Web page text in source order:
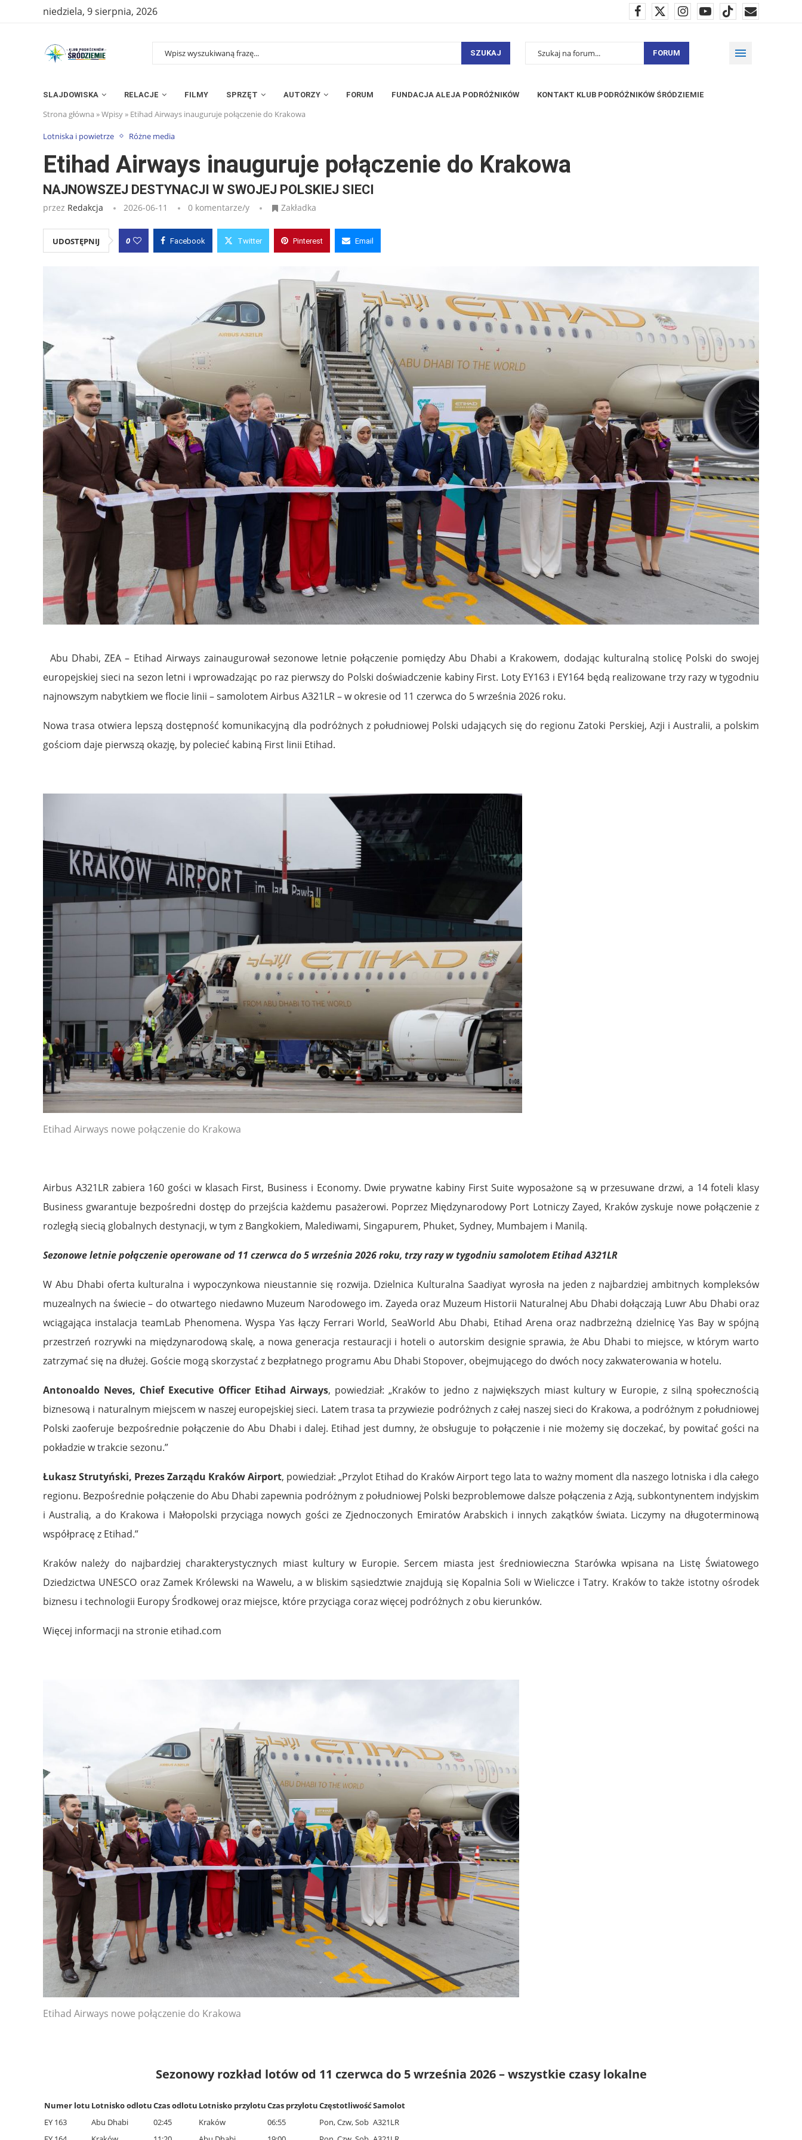
niedziela, 9 sierpnia, 2026
SZUKAJ FORUM
SLAJDOWISKA RELACJE FILMY SPRZĘT AUTORZY FORUM FUNDACJA ALEJA PODRÓŻNIKÓW KONTAKT KLUB PODRÓŻNIKÓW ŚRÓDZIEMIE
Strona główna »Wpisy» Etihad Airways inauguruje połączenie do Krakowa
Lotniska i powietrze Różne media
Etihad Airways inauguruje połączenie do Krakowa
NAJNOWSZEJ DESTYNACJI W SWOJEJ POLSKIEJ SIECI
przez Redakcja 2026-06-11 0 komentarze/y Zakładka
UDOSTĘPNIJ 0 Facebook Twitter Pinterest Email
Abu Dhabi, ZEA – Etihad Airways zainaugurował sezonowe letnie połączenie pomiędzy Abu Dhabi a Krakowem, dodając kulturalną stolicę Polski do swojej
europejskiej sieci na sezon letni i wprowadzając po raz pierwszy do Polski doświadczenie kabiny First. Loty EY163 i EY164 będą realizowane trzy razy w tygodniu
najnowszym nabytkiem we flocie linii – samolotem Airbus A321LR – w okresie od 11 czerwca do 5 września 2026 roku.
Nowa trasa otwiera lepszą dostępność komunikacyjną dla podróżnych z południowej Polski udających się do regionu Zatoki Perskiej, Azji i Australii, a polskim
gościom daje pierwszą okazję, by polecieć kabiną First linii Etihad.
Etihad Airways nowe połączenie do Krakowa
Airbus A321LR zabiera 160 gości w klasach First, Business i Economy. Dwie prywatne kabiny First Suite wyposażone są w przesuwane drzwi, a 14 foteli klasy
Business gwarantuje bezpośredni dostęp do przejścia każdemu pasażerowi. Poprzez Międzynarodowy Port Lotniczy Zayed, Kraków zyskuje nowe połączenie z
rozległą siecią globalnych destynacji, w tym z Bangkokiem, Malediwami, Singapurem, Phuket, Sydney, Mumbajem i Manilą.
Sezonowe letnie połączenie operowane od 11 czerwca do 5 września 2026 roku, trzy razy w tygodniu samolotem Etihad A321LR
W Abu Dhabi oferta kulturalna i wypoczynkowa nieustannie się rozwija. Dzielnica Kulturalna Saadiyat wyrosła na jeden z najbardziej ambitnych kompleksów
muzealnych na świecie – do otwartego niedawno Muzeum Narodowego im. Zayeda oraz Muzeum Historii Naturalnej Abu Dhabi dołączają Luwr Abu Dhabi oraz
wciągająca instalacja teamLab Phenomena. Wyspa Yas łączy Ferrari World, SeaWorld Abu Dhabi, Etihad Arena oraz nadbrzeżną dzielnicę Yas Bay w spójną
przestrzeń rozrywki na międzynarodową skalę, a nowa generacja restauracji i hoteli o autorskim designie sprawia, że Abu Dhabi to miejsce, w którym warto
zatrzymać się na dłużej. Goście mogą skorzystać z bezpłatnego programu Abu Dhabi Stopover, obejmującego do dwóch nocy zakwaterowania w hotelu.
Antonoaldo Neves, Chief Executive Officer Etihad Airways, powiedział: „Kraków to jedno z największych miast kultury w Europie, z silną społecznością
biznesową i naturalnym miejscem w naszej europejskiej sieci. Latem trasa ta przywiezie podróżnych z całej naszej sieci do Krakowa, a podróżnym z południowej
Polski zaoferuje bezpośrednie połączenie do Abu Dhabi i dalej. Etihad jest dumny, że obsługuje to połączenie i nie możemy się doczekać, by powitać gości na
pokładzie w trakcie sezonu.”
Łukasz Strutyński, Prezes Zarządu Kraków Airport, powiedział: „Przylot Etihad do Kraków Airport tego lata to ważny moment dla naszego lotniska i dla całego
regionu. Bezpośrednie połączenie do Abu Dhabi zapewnia podróżnym z południowej Polski bezproblemowe dalsze połączenia z Azją, subkontynentem indyjskim
i Australią, a do Krakowa i Małopolski przyciąga nowych gości ze Zjednoczonych Emiratów Arabskich i innych zakątków świata. Liczymy na długoterminową
współpracę z Etihad.”
Kraków należy do najbardziej charakterystycznych miast kultury w Europie. Sercem miasta jest średniowieczna Starówka wpisana na Listę Światowego
Dziedzictwa UNESCO oraz Zamek Królewski na Wawelu, a w bliskim sąsiedztwie znajdują się Kopalnia Soli w Wieliczce i Tatry. Kraków to także istotny ośrodek
biznesu i technologii Europy Środkowej oraz miejsce, które przyciąga coraz więcej podróżnych z obu kierunków.
Więcej informacji na stronie etihad.com
Etihad Airways nowe połączenie do Krakowa
Sezonowy rozkład lotów od 11 czerwca do 5 września 2026 – wszystkie czasy lokalne
Numer lotu Lotnisko odlotuCzas odlotu Lotnisko przylotuCzas przylotuCzęstotliwośćSamolot
EY 163
Abu Dhabi 02:45 Kraków 06:55 Pon, Czw, Sob A321LR